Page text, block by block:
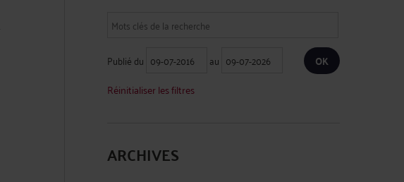
Publié du
au
Réinitialiser les filtres
ARCHIVES